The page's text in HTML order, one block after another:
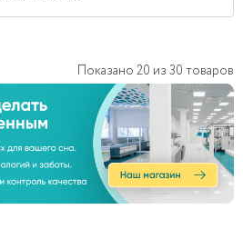
Показано 20 из 30 товаров